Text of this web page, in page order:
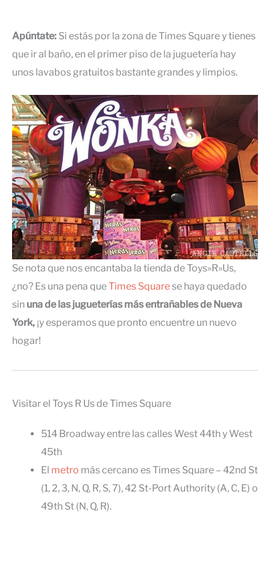
Apúntate: Si estás por la zona de Times Square y tienes
que ir al baño, en el primer piso de la juguetería hay
unos lavabos gratuitos bastante grandes y limpios.
Se nota que nos encantaba la tienda de Toys»R»Us,
¿no? Es una pena queTimes Squarese haya quedado
sin una de las jugueterías más entrañables de Nueva
York, ¡y esperamos que pronto encuentre un nuevo
hogar!
Visitar el Toys R Us de Times Square
514 Broadway entre las calles West 44th y West
45th
El metro más cercano es Times Square – 42nd St
(1, 2, 3, N, Q, R, S, 7), 42 St-Port Authority (A, C, E) o
49th St (N, Q, R).